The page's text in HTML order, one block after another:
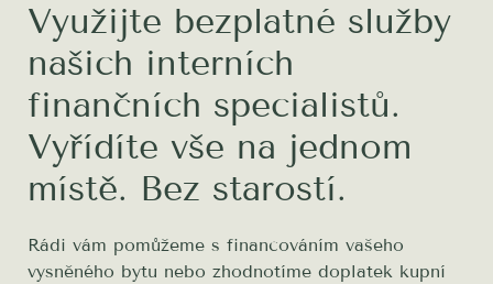
Využijte bezplatné služby
našich interních
finančních specialistů.
Vyřídíte vše na jednom
místě. Bez starostí.
Rádi vám pomůžeme s financováním vašeho
vysněného bytu nebo zhodnotíme doplatek kupní